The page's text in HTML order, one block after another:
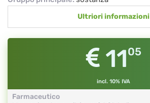
Ultriori informazioni
1105
incl. 10% IVA
Farmaceutico